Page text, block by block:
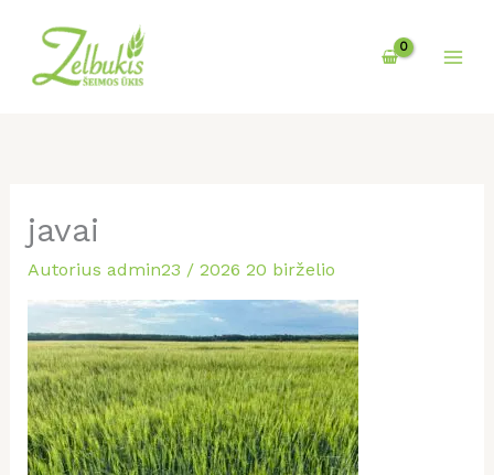
turinio
javai
Autorius admin23 / 2026 20 birželio